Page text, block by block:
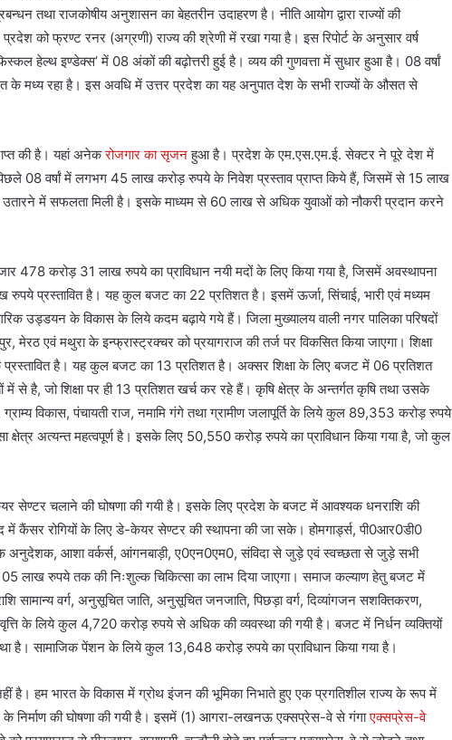
तथा राजकोषीय अनुशासन का बेहतरीन उदाहरण है। नीति आयोग द्वारा राज्यों की
प्रदेश को फ्रण्ट रनर (अग्रणी) राज्य की श्रेणी में रखा गया है। इस रिपोर्ट के अनुसार वर्ष
हेल्थ इण्डेक्स’ में 08 अंकों की बढ़ोत्तरी हुई है। व्यय की गुणवत्ता में सुधार हुआ है। 08 वर्षां
के मध्य रहा है। इस अवधि में उत्तर प्रदेश का यह अनुपात देश के सभी राज्यों के औसत से
की है। यहां अनेकरोजगार का सृजनहुआ है। प्रदेश के एम.एस.एम.ई. सेक्टर ने पूरे देश में
08 वर्षां में लगभग 45 लाख करोड़ रुपये के निवेश प्रस्ताव प्राप्त किये हैं, जिसमें से 15 लाख
में सफलता मिली है। इसके माध्यम से 60 लाख से अधिक युवाओं को नौकरी प्रदान करने
478 करोड़ 31 लाख रुपये का प्राविधान नयी मदों के लिए किया गया है, जिसमें अवस्थापना
प्रस्तावित है। यह कुल बजट का 22 प्रतिशत है। इसमें ऊर्जा, सिंचाई, भारी एवं मध्यम
उड्डयन के विकास के लिये कदम बढ़ाये गये हैं। जिला मुख्यालय वाली नगर पालिका परिषदों
मेरठ एवं मथुरा के इन्फ्रास्ट्रक्चर को प्रयागराज की तर्ज पर विकसित किया जाएगा। शिक्षा
है। यह कुल बजट का 13 प्रतिशत है। अक्सर शिक्षा के लिए बजट में 06 प्रतिशत
से है, जो शिक्षा पर ही 13 प्रतिशत खर्च कर रहे हैं। कृषि क्षेत्र के अन्तर्गत कृषि तथा उसके
विकास, पंचायती राज, नमामि गंगे तथा ग्रामीण जलापूर्ति के लिये कुल 89,353 करोड़ रुपये
क्षेत्र अत्यन्त महत्वपूर्ण है। इसके लिए 50,550 करोड़ रुपये का प्राविधान किया गया है, जो कुल
चलाने की घोषणा की गयी है। इसके लिए प्रदेश के बजट में आवश्यक धनराशि की
कैंसर रोगियों के लिए डे-केयर सेण्टर की स्थापना की जा सके। होमगार्ड्स, पी0आर0डी0
के अनुदेशक, आशा वर्कर्स, आंगनबाड़ी, ए0एन0एम0, संविदा से जुड़े एवं स्वच्छता से जुड़े सभी
05 लाख रुपये तक की निःशुल्क चिकित्सा का लाभ दिया जाएगा। समाज कल्याण हेतु बजट में
सामान्य वर्ग, अनुसूचित जाति, अनुसूचित जनजाति, पिछड़ा वर्ग, दिव्यांगजन सशक्तिकरण,
के लिये कुल 4,720 करोड़ रुपये से अधिक की व्यवस्था की गयी है। बजट में निर्धन व्यक्तियों
है। सामाजिक पेंशन के लिये कुल 13,648 करोड़ रुपये का प्राविधान किया गया है।
है। हम भारत के विकास में ग्रोथ इंजन की भूमिका निभाते हुए एक प्रगतिशील राज्य के रूप में
की घोषणा की गयी है। इसमें (1) आगरा-लखनऊ एक्सप्रेस-वे से गंगाएक्सप्रेस-वे